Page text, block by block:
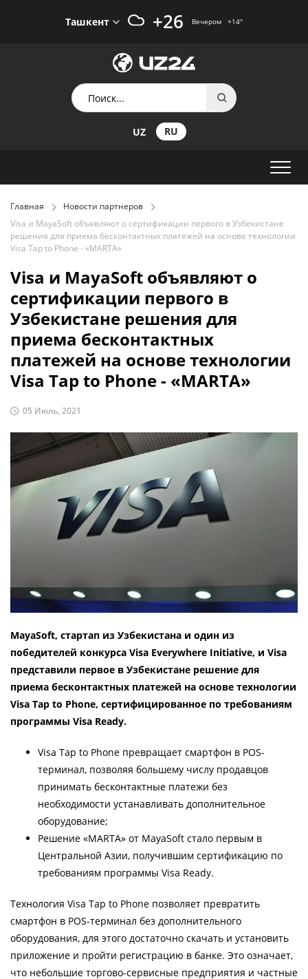
Ташкент +26 Вечером +14°
UZ RU
Главная
Новости партнеров
Visa и MayaSoft объявляют о сертификации первого в Узбекистане
решения для приема бесконтактных платежей на основе технологии
Visa Tap to Phone - «MARTA»
Visa и MayaSoft объявляют о
сертификации первого в
Узбекистане решения для
приема бесконтактных
платежей на основе технологии
Visa Tap to Phone - «MARTA»
05 Июль, 2021
MayaSoft, стартап из Узбекистана и один из
победителей конкурса Visa Everywhere Initiative, и Visa
представили первое в Узбекистане решение для
приема бесконтактных платежей на основе технологии
Visa Tap to Phone, сертифицированное по требованиям
программы Visa Ready.
Visa Tap to Phone превращает смартфон в POS-
терминал, позволяя большему числу продавцов
принимать бесконтактные платежи без
необходимости устанавливать дополнительное
оборудование;
Решение «MARTA» от MayaSoft стало первым в
Центральной Азии, получившим сертификацию по
требованиям программы Visa Ready.
Технология Visa Tap to Phone позволяет превратить
смартфон в POS-терминал без дополнительного
оборудования, для этого достаточно скачать и установить
приложение и пройти регистрацию в банке. Это означает,
что небольшие торгово-сервисные предприятия и частные